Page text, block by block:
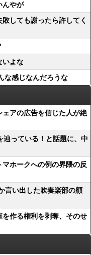
んやが
しても謝ったら許してく
いよな
な感じなんだろうな
ェアの広告を信じた人が絶
っている！と話題に、中
マホークへの例の界隈の反
言い出した吹奏楽部の顧
作る権利を剥奪、そのせ